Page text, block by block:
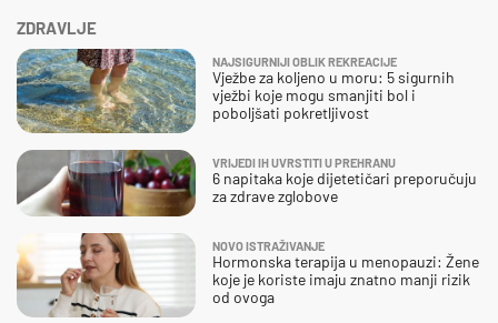
ZDRAVLJE
NAJSIGURNIJI OBLIK REKREACIJE
Vježbe za koljeno u moru: 5 sigurnih
vježbi koje mogu smanjiti bol i
poboljšati pokretljivost
VRIJEDI IH UVRSTITI U PREHRANU
6 napitaka koje dijetetičari preporučuju
za zdrave zglobove
NOVO ISTRAŽIVANJE
Hormonska terapija u menopauzi: Žene
koje je koriste imaju znatno manji rizik
od ovoga